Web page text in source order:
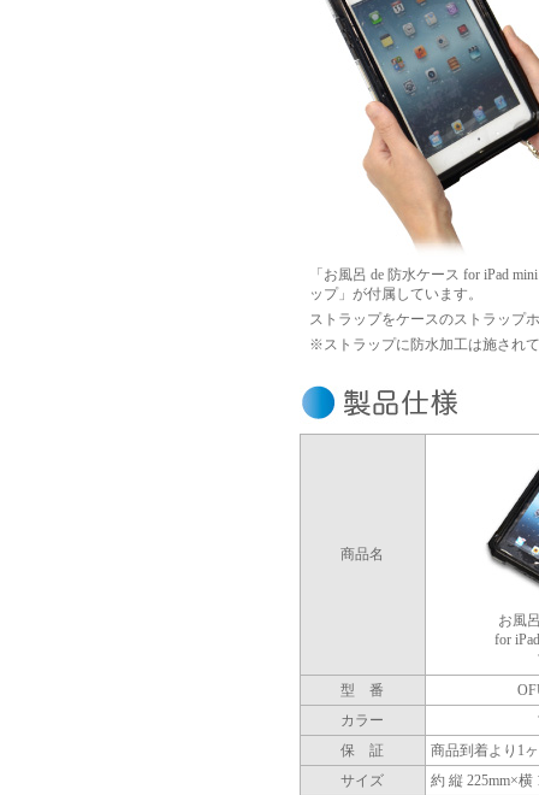
「お風呂 de 防水ケース for iPad
ップ」が付属しています。
ストラップをケースのストラップ
※ストラップに防水加工は施され
商品名
お風
for
型 番
カラー
保 証
商品到着より1
サイズ
約 縦 225mm×横